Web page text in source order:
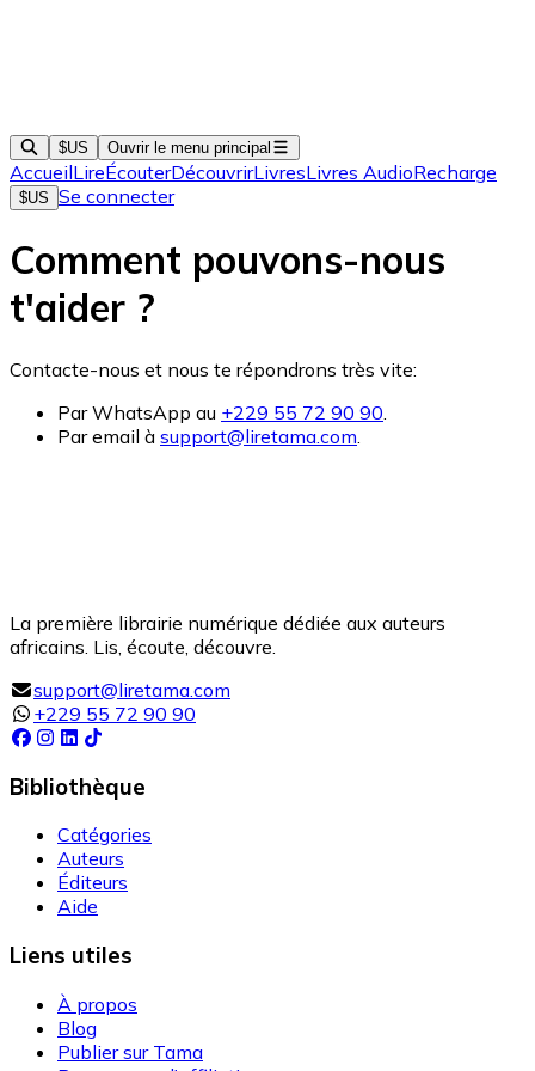
$US Ouvrir le menu principal
AccueilLireÉcouterDécouvrirLivresLivres AudioRecharge
$US Se connecter
Comment pouvons-nous
t'aider ?
Contacte-nous et nous te répondrons très vite:
Par WhatsApp au +229 55 72 90 90
Par email à support@liretama.com
La première librairie numérique dédiée aux auteurs
africains. Lis, écoute, découvre.
support@liretama.com
+229 55 72 90 90
Bibliothèque
Catégories
Auteurs
Éditeurs
Aide
Liens utiles
À propos
Blog
Publier sur Tama